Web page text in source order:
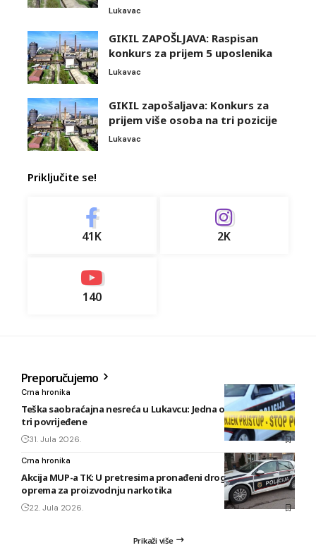
Lukavac
GIKIL ZAPOŠLJAVA: Raspisan
konkurs za prijem 5 uposlenika
Lukavac
GIKIL zapošaljava: Konkurs za
prijem više osoba na tri pozicije
Lukavac
Priključite se!
41K 2K
140
Preporučujemo
Crna hronika
Teška saobraćajna nesreća u Lukavcu: Jedna osoba poginula,
tri povrijeđene
31. Jula 2026.
Crna hronika
Akcija MUP-a TK: U pretresima pronađeni droga, oružje i
oprema za proizvodnju narkotika
22. Jula 2026.
Prikaži više